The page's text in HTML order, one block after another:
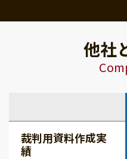
他社
裁判用資料作成実
績